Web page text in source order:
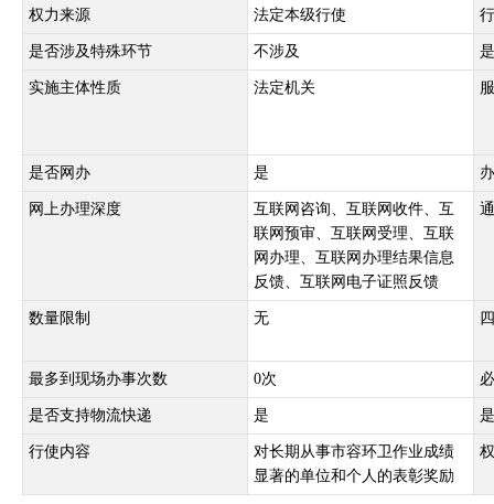
权力来源 法定本级行使
是否涉及特殊环节 不涉及
实施主体性质 法定机关
是否网办 是
网上办理深度
互联网咨询、互联网收件、互
联网预审、互联网受理、互联
网办理、互联网办理结果信息
反馈、互联网电子证照反馈
数量限制 无
最多到现场办事次数 0次
是否支持物流快递 是
行使内容
对长期从事市容环卫作业成绩
显著的单位和个人的表彰奖励